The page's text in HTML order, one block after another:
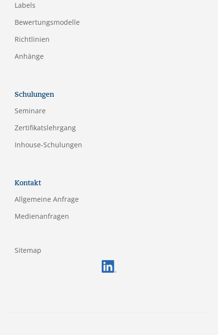
Labels
Bewertungsmodelle
Richtlinien
Anhänge
Schulungen
Seminare
Zertifikatslehrgang
Inhouse-Schulungen
Kontakt
Allgemeine Anfrage
Medienanfragen
Sitemap